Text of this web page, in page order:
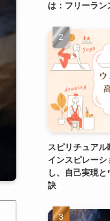
は：フリーラ
スピリチュア
インスピレー
し、自己実現
訣